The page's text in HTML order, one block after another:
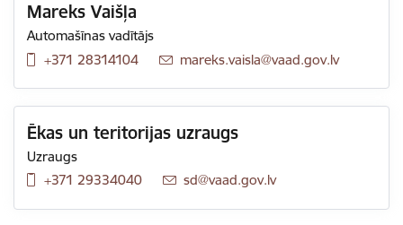
Mareks Vaišļa
Automašīnas vadītājs
+371 28314104
E-pasts:
mareks.vaisla@vaad.gov.lv
Ēkas un teritorijas uzraugs
Uzraugs
+371 29334040
E-pasts:
sd@vaad.gov.lv